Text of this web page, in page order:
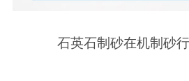
石英石制砂在机制砂